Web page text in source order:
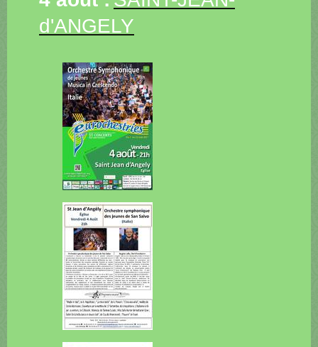
d'ANGELY